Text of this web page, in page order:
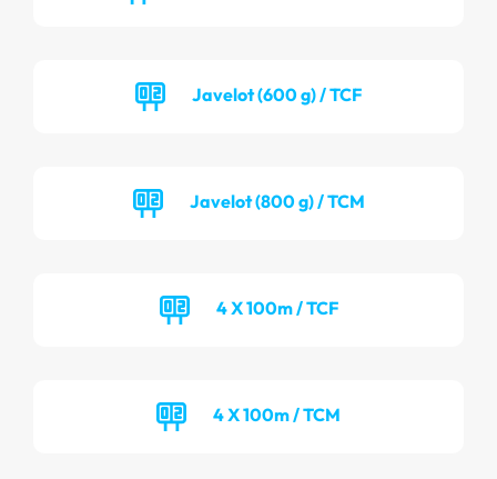
Javelot (600 g) / TCF
Javelot (800 g) / TCM
4 X 100m / TCF
4 X 100m / TCM